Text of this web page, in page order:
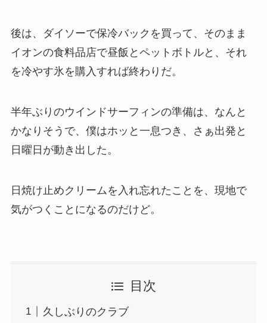
後は、ダイソーで保冷バックを買って、そのまま
イオンの食料品店で昼飯とペットボトルと、それ
を冷やす氷を購入すれば終わりだ。
半年ぶりのウインドサーフィンの準備は、なんと
かなりそうで、僕はホッと一息つき、さぁ出発と
日曜日が動き出した。
日焼け止めクリームを入れ忘れたことを、現地で
気がつくことになるのだけど。
目次
久しぶりのクラブ